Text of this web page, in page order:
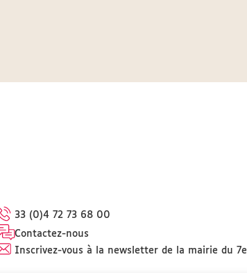
33 (0)4 72 73 68 00
Contactez-nous
Inscrivez-vous à la newsletter de la mairie du 7e